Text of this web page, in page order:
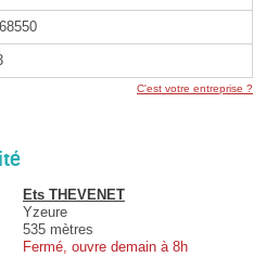
C'est votre entreprise ?
Ets THEVENET
Yzeure
535 mètres
Fermé, ouvre demain à 8h